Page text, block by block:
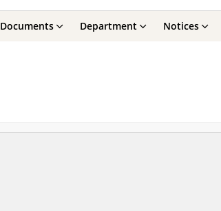
Documents Department Notices